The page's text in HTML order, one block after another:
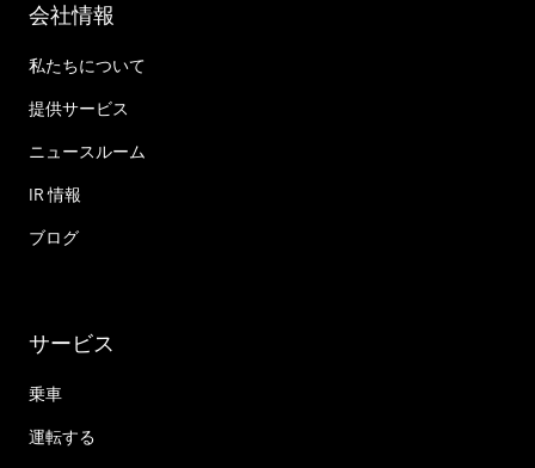
会社情報
私たちについて
提供サービス
ニュースルーム
IR 情報
ブログ
サービス
乗車
運転する